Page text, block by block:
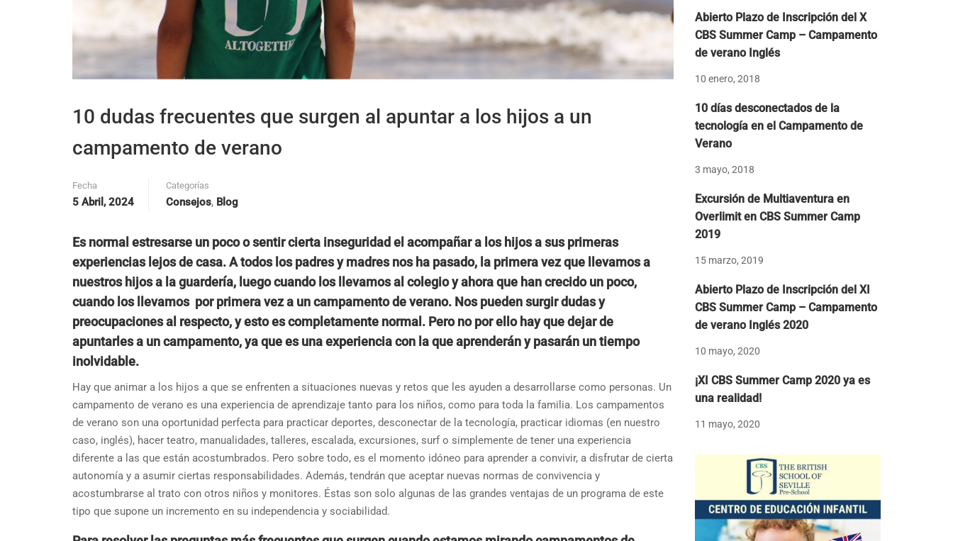
10 dudas frecuentes que surgen al apuntar a los hijos a un
campamento de verano
Fecha
5 Abril, 2024
Categorías
Consejos, Blog
Es normal estresarse un poco o sentir cierta inseguridad el acompañar a los hijos a sus primeras
experiencias lejos de casa. A todos los padres y madres nos ha pasado, la primera vez que llevamos a
nuestros hijos a la guardería, luego cuando los llevamos al colegio y ahora que han crecido un poco,
cuando los llevamos por primera vez a un campamento de verano. Nos pueden surgir dudas y
preocupaciones al respecto, y esto es completamente normal. Pero no por ello hay que dejar de
apuntarles a un campamento, ya que es una experiencia con la que aprenderán y pasarán un tiempo
inolvidable.
Hay que animar a los hijos a que se enfrenten a situaciones nuevas y retos que les ayuden a desarrollarse como personas. Un
campamento de verano es una experiencia de aprendizaje tanto para los niños, como para toda la familia. Los campamentos
de verano son una oportunidad perfecta para practicar deportes, desconectar de la tecnología, practicar idiomas (en nuestro
caso, inglés), hacer teatro, manualidades, talleres, escalada, excursiones, surf o simplemente de tener una experiencia
diferente a las que están acostumbrados. Pero sobre todo, es el momento idóneo para aprender a convivir, a disfrutar de cierta
autonomía y a asumir ciertas responsabilidades. Además, tendrán que aceptar nuevas normas de convivencia y
acostumbrarse al trato con otros niños y monitores. Éstas son solo algunas de las grandes ventajas de un programa de este
tipo que supone un incremento en su independencia y sociabilidad.
Abierto Plazo de Inscripción del X
CBS Summer Camp – Campamento
de verano Inglés
10 enero, 2018
10 días desconectados de la
tecnología en el Campamento de
Verano
3 mayo, 2018
Excursión de Multiaventura en
Overlimit en CBS Summer Camp
2019
15 marzo, 2019
Abierto Plazo de Inscripción del XI
CBS Summer Camp – Campamento
de verano Inglés 2020
10 mayo, 2020
¡XI CBS Summer Camp 2020 ya es
una realidad!
11 mayo, 2020